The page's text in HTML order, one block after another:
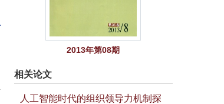
2013年第08期
相关论文
人工智能时代的组织领导力机制探